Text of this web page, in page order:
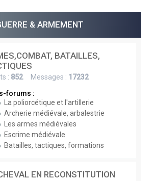
& ARMEMENT
BATAILLES,
: 852Messages : 17232
forums :
La poliorcétique et l'artillerie
Archerie médiévale, arbalestrie
Les armes médiévales
Escrime médiévale
Batailles, tactiques, formations
EN RECONSTITUTION